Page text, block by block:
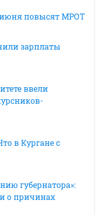
июня повысят МРОТ
зарплаты
ввели
в Кургане с
губернатора»:
о причинах